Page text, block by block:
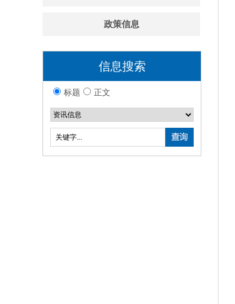
政策信息
信息搜索
标题 正文